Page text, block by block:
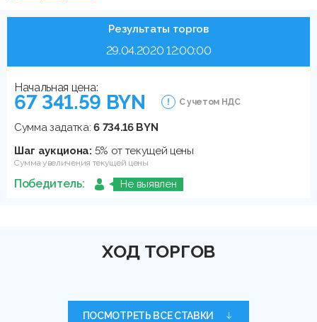
Результаты торгов
29.04.2020 12:00:00
Начальная цена:
67 341.59 BYN С учетом НДС
Сумма задатка:6 734.16 BYN
Шаг аукциона: 5% от текущей цены
Сумма увеличения текущей цены
Победитель: Не выявлен
ХОД ТОРГОВ
ПОСМОТРЕТЬ ВСЕ СТАВКИ